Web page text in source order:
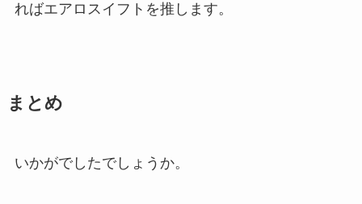
ればエアロスイフトを推します。
まとめ
いかがでしたでしょうか。